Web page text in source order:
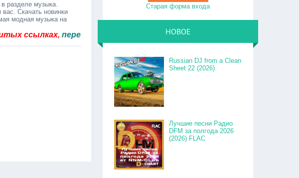
разделе музыка.
Скачать новинки
модная музыка на
перезальём быстро.
Старая форма входа
НОВОЕ
Russian DJ from a Clean
Sheet 22 (2026)
Лучшие песни Радио
DFM за полгода 2026
(2026) FLAC